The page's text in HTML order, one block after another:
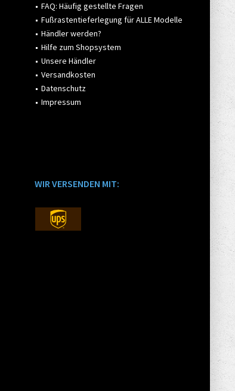
FAQ: Häufig gestellte Fragen
Fußrastentieferlegung für ALLE Modelle
Händler werden?
Hilfe zum Shopsystem
Unsere Händler
Versandkosten
Datenschutz
Impressum
WIR VERSENDEN MIT: